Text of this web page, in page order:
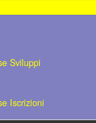
Sviluppi
Iscrizioni